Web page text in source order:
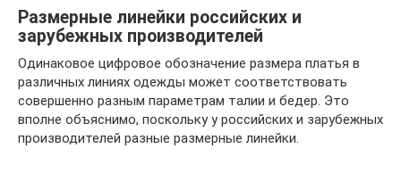
Размерные линейки российских и
зарубежных производителей
Одинаковое цифровое обозначение размера платья в
различных линиях одежды может соответствовать
совершенно разным параметрам талии и бедер. Это
вполне объяснимо, поскольку у российских и зарубежных
производителей разные размерные линейки.